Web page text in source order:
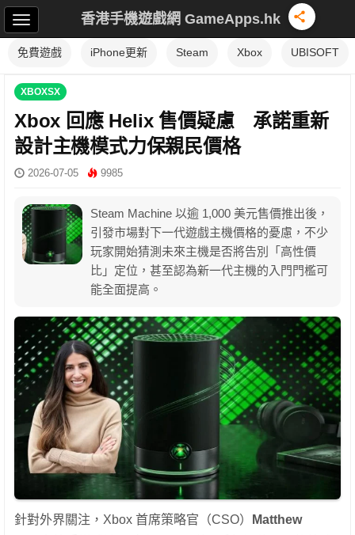
香港手機遊戲網 GameApps.hk
免費遊戲 iPhone更新 Steam Xbox UBISOFT
XBOXSX
Xbox 回應 Helix 售價疑慮 承諾重新
設計主機模式力保親民價格
2026-07-05 9985
Steam Machine 以逾 1,000 美元售價推出後，
引發市場對下一代遊戲主機價格的憂慮，不少
玩家開始猜測未來主機是否將告別「高性價
比」定位，甚至認為新一代主機的入門門檻可
能全面提高。
針對外界關注，Xbox 首席策略官（CSO）
Matthew